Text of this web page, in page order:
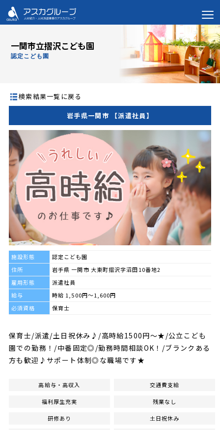
一関市立摺沢こども園
認定こども園
検索結果一覧に戻る
岩手県一関市 【派遣社員】
施設形態
認定こども園
住所
岩手県 一関市 大東町摺沢字沼田10番地2
雇用形態
派遣社員
給与
時給 1,500円～1,600円
必須資格
保育士
保育士/派遣/土日祝休み♪/高時給1500円～★/公立こども
園での勤務！/中番固定◎/勤務時間相談OK！/ブランクある
方も歓迎♪サポート体制◎な職場です★
高給与・高収入 交通費支給
福利厚生充実 残業なし
研修あり 土日祝休み